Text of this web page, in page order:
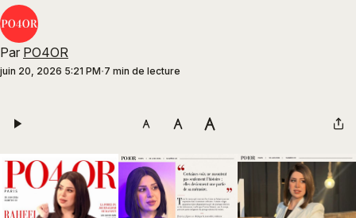
Par PO4OR
juin 20, 2026 5:21 PM 7 min de lecture